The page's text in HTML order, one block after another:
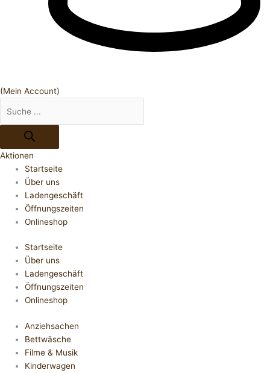
(Mein Account)
Aktionen
Startseite
Über uns
Ladengeschäft
Öffnungszeiten
Onlineshop
Startseite
Über uns
Ladengeschäft
Öffnungszeiten
Onlineshop
Anziehsachen
Bettwäsche
Filme & Musik
Kinderwagen